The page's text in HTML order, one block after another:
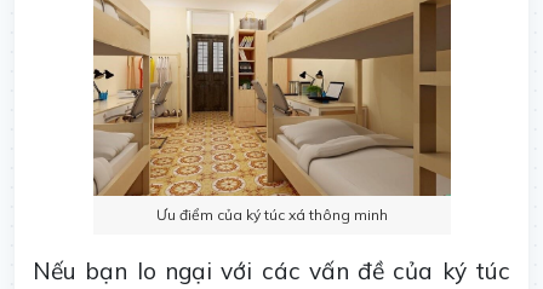
Ưu điểm của ký túc xá thông minh
Nếu bạn lo ngại với các vấn đề của ký túc